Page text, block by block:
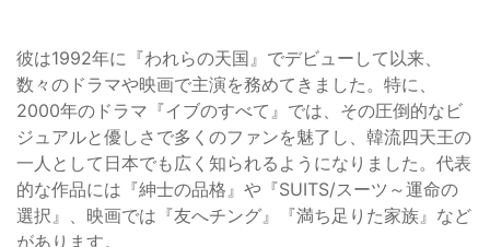
彼は1992年に『われらの天国』でデビューして以来、
数々のドラマや映画で主演を務めてきました。特に、
2000年のドラマ『イブのすべて』では、その圧倒的なビ
ジュアルと優しさで多くのファンを魅了し、韓流四天王の
一人として日本でも広く知られるようになりました。代表
的な作品には『紳士の品格』や『SUITS/スーツ～運命の
選択』、映画では『友へチング』『満ち足りた家族』など
があります。